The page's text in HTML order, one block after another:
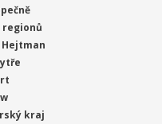
regionů
kraj